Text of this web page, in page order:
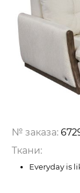
№ заказа:
Ткани:
Everyday is